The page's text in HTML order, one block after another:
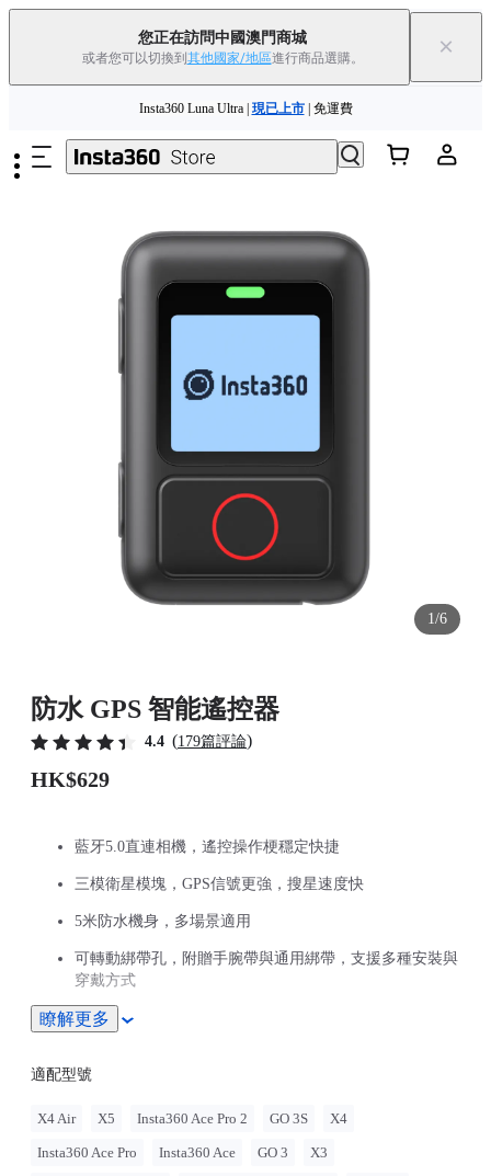
您正在訪問中國澳門商城
或者您可以切換到 其他國家/地區進行商品選購。 ×
Insta360 Luna Ultra |現已上市| 免運費
1/6
防水 GPS 智能遙控器
4.4 (179篇評論)
HK$629
藍牙5.0直連相機，遙控操作梗穩定快捷
三模衛星模塊，GPS信號更強，搜星速度快
5米防水機身，多場景適用
可轉動綁帶孔，附贈手腕帶與通用綁帶，支援多種安裝與
穿戴方式
支援關機狀態下藍牙喚醒相機與快速抓拍
瞭解更多
適配型號
X4 Air X5 Insta360 Ace Pro 2 GO 3S X4
Insta360 Ace Pro Insta360 Ace GO 3 X3